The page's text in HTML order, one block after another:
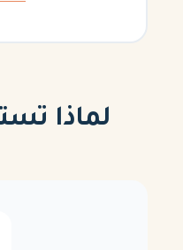
لماذا